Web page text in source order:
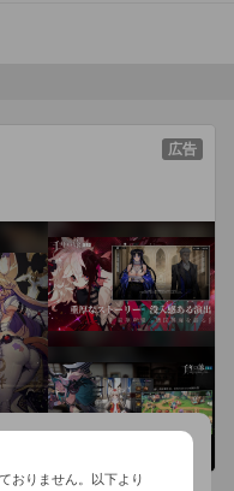
広告
おりません。以下より